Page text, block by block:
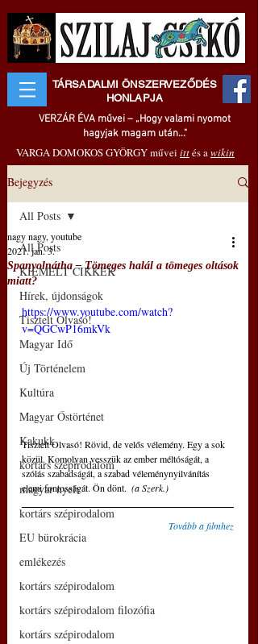
TÁRSADALMI ÖNSZERVEZŐDÉS
HONLAPJA
VERZÁR ÉVA művei – „Hogy valami nyomot
hagyjak magam után..."
VARGA DOMOKOS GYÖRGY művei ittés awikin
Bejegyzés
All Posts
KIEMELT CIKKEK
Hírek, újdonságok
Tisztelt Olvasó!
Magyar Idő
Új Történelem
Kultúra
Magyar Őstörténet
Kakukk
kortárs szépirodalom
magyar nyelv
kortárs szépirodalom
EU bürokrácia
emlékezés
kortárs szépirodalom
kortárs szépirodalom filozófia
kortárs szépirodalom
All Posts
Spanyolnátha – Tömeges halál a tömeges oltások
miatt?
nagy nagy, youtube
2021. jan. 3.
https://www.youtube.com/watch?
v=QGCwP16mkVk
Tisztelt Olvasó! Rövid, de velős vélemény. Egy a sok
közül. Komolyan vesszük az ember méltóságát, a
szólás szabadságát, a szabad véleménynyilvánítás
elemi fontosságát. Ön dönt. (a Szerk.)
Tovább a filmhez